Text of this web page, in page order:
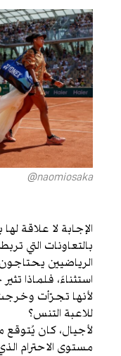
naomiosaka@
الإجابة لا علاقة
بالتعاونات التي
الرياضيين
استثناءً، فلماذا
لأنها تجرّأت
للاعبة التنس؟
لأجيال، كان
مستوى الاحترام